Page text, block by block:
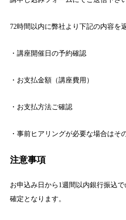
72時間以内に弊社より下記の内容を
・講座開催日の予約確認
・お支払金額（講座費用）
・お支払方法ご確認
・事前ヒアリングが必要な場合はそ
注意事項
お申込み日から1週間以内銀行振込
確定となります。